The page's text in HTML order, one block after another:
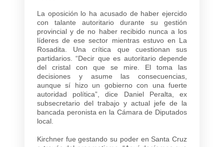
La oposición lo ha acusado de haber ejercido
con talante autoritario durante su gestión
provincial y de no haber recibido nunca a los
líderes de ese sector mientras estuvo en La
Rosadita. Una crítica que cuestionan sus
partidarios. “Decir que es autoritario depende
del cristal con que se mire. El toma las
decisiones y asume las consecuencias,
aunque sí hizo un gobierno con una fuerte
autoridad política”, dice Daniel Peralta, ex
subsecretario del trabajo y actual jefe de la
bancada peronista en la Cámara de Diputados
local.
Kirchner fue gestando su poder en Santa Cruz